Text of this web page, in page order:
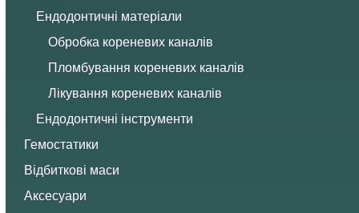
Ендодонтичні матеріали
Обробка кореневих каналів
Пломбування кореневих каналів
Лікування кореневих каналів
Ендодонтичні інструменти
Гемостатики
Відбиткові маси
Аксесуари